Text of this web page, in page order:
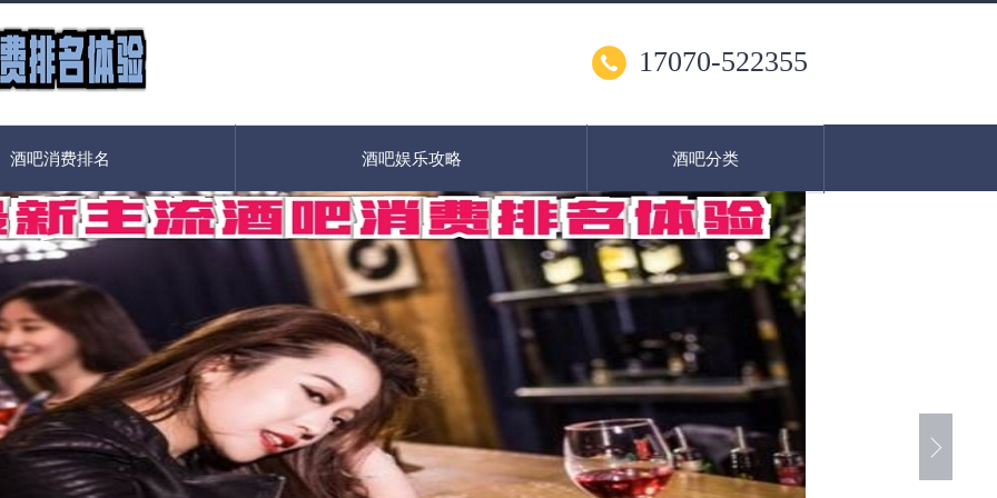
17070-522355
酒吧消费排名 酒吧娱乐攻略 酒吧分类